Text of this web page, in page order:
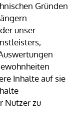
Gründen
unser
Inhalte auf sie
Nutzer zu